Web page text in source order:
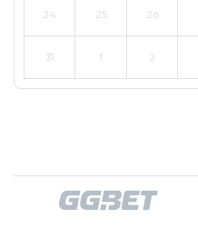
24 25 26
31 1 2